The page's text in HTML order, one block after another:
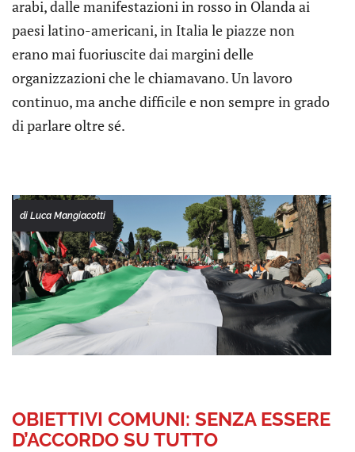
arabi, dalle manifestazioni in rosso in Olanda ai
paesi latino-americani, in Italia le piazze non
erano mai fuoriuscite dai margini delle
organizzazioni che le chiamavano. Un lavoro
continuo, ma anche difficile e non sempre in grado
di parlare oltre sé.
di Luca Mangiacotti
OBIETTIVI COMUNI: SENZA ESSERE
D’ACCORDO SU TUTTO